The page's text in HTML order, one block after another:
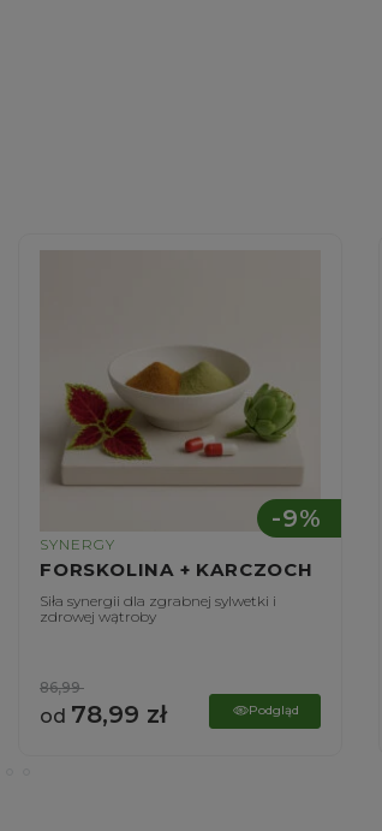
SYNERGY
FORSKOLINA + KARCZOCH
Siła synergii dla zgrabnej sylwetki i
zdrowej wątroby
-9%
od 78,99 zł
86,99
Podgląd